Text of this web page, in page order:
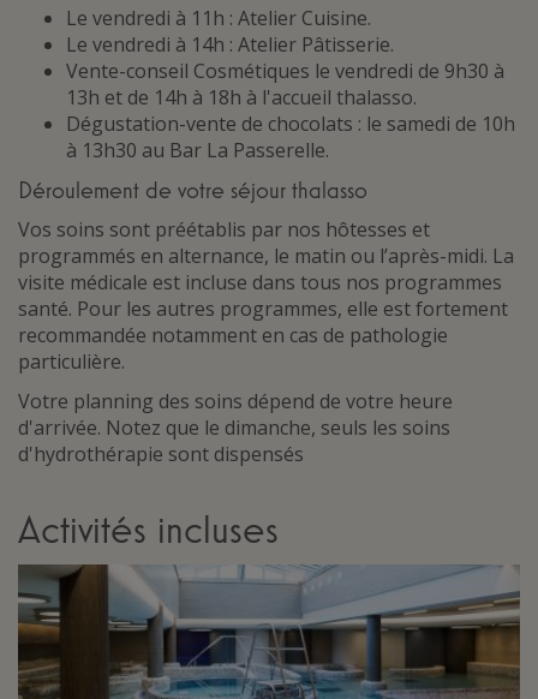
Le vendredi à 11h : Atelier Cuisine.
Le vendredi à 14h : Atelier Pâtisserie.
Vente-conseil Cosmétiques le vendredi de 9h30 à
13h et de 14h à 18h à l'accueil thalasso.
Dégustation-vente de chocolats : le samedi de 10h
à 13h30 au Bar La Passerelle.
Déroulement de votre séjour thalasso
Vos soins sont préétablis par nos hôtesses et
programmés en alternance, le matin ou l’après-midi. La
visite médicale est incluse dans tous nos programmes
santé. Pour les autres programmes, elle est fortement
recommandée notamment en cas de pathologie
particulière.
Votre planning des soins dépend de votre heure
d'arrivée. Notez que le dimanche, seuls les soins
d'hydrothérapie sont dispensés
Activités incluses